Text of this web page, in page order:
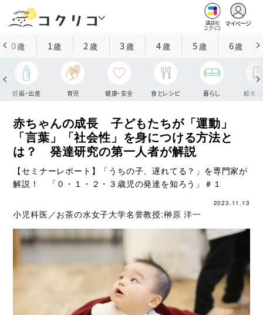
講談社
コクリコ
マイページ
0歳 1歳 2 歳 3歳 4歳 5歳 6歳
妊娠・出産 育児 健康・安全 食とレシピ 暮らし 絵本・
赤ちゃんの成長 子どもたちが「運動」
「言葉」「社会性」を身につける方法と
は？ 発達研究の第一人者が解説
【セミナーレポート】「うちの子、遅れてる？」を専門家が
解説！ 「０・１・２・３歳児の発達を知ろう」＃１
2023.11.13
小児科医／お茶の水女子大学名誉教授:榊原 洋一